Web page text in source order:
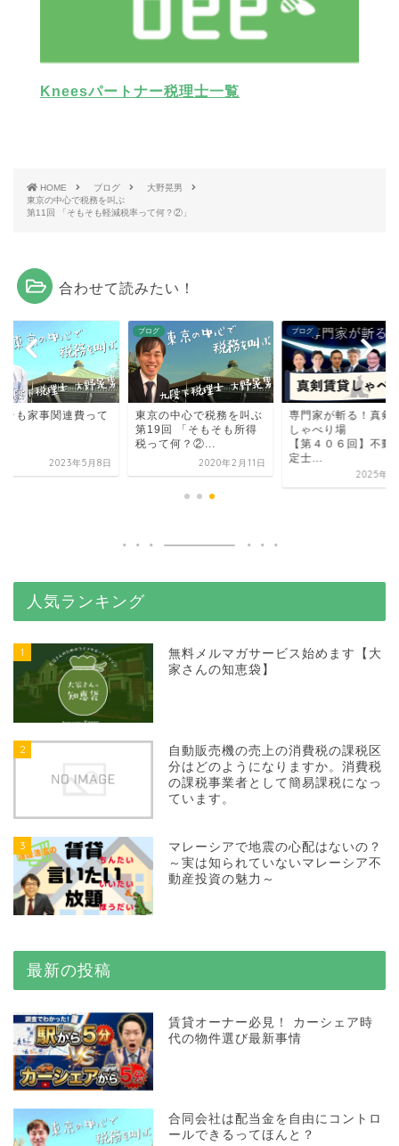
Kneesパートナー税理士一覧
HOME ブログ
大野晃男
東京の中心で税務を叫ぶ
第11回 「そもそも軽減税率って何？②」
合わせて読みたい！
そも家事関連費って
2023年5月8日
ブログ
東京の中心で税務を叫ぶ
第19回 「そもそも所得
税って何？②...
2020年2月11日
ブログ
専門家が斬る！真剣
しゃべり場
【第４０６回】不動
定士...
2025年2
人気ランキング
1
無料メルマガサービス始めます【大
家さんの知恵袋】
2
自動販売機の売上の消費税の課税区
分はどのようになりますか。消費税
の課税事業者として簡易課税になっ
ています。
3
マレーシアで地震の心配はないの？
～実は知られていないマレーシア不
動産投資の魅力～
最新の投稿
賃貸オーナー必見！ カーシェア時
代の物件選び最新事情
合同会社は配当金を自由にコントロ
ールできるってほんと？